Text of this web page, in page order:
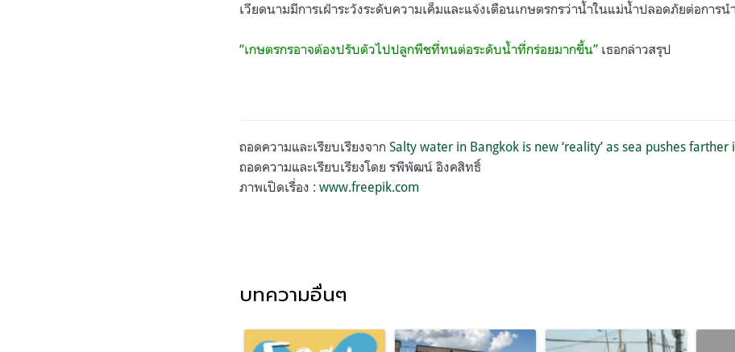
เวียดนามมีการเฝ้าระวังระดับความเค็มและแจ้งเตือนเกษตรกรว่าน้ำในแม่น้ำปลอดภัยต่อการน
“เกษตรกรอาจต้องปรับตัวไปปลูกพืชที่ทนต่อระดับน้ำที่กร่อยมากขึ้น” เธอกล่าวสรุป
ถอดความและเรียบเรียงจาก Salty water in Bangkok is new ‘reality’ as sea pushes farther
ถอดความและเรียบเรียงโดย รพีพัฒน์ อิงคสิทธิ์
ภาพเปิดเรื่อง : www.freepik.com
บทความอื่นๆ